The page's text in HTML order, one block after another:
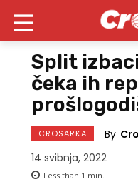
Split
čeka ih
CROSARKA By
14 svibnja, 2022
Less than 1 min.